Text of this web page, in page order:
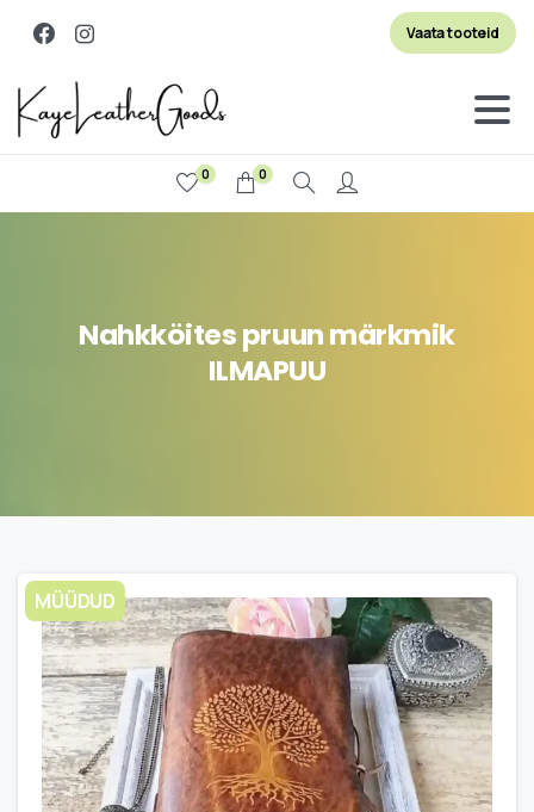
Vaata tooteid
0 0
Otsi
Nahkköitespruunmärkmik
ILMAPUU
MÜÜDUD